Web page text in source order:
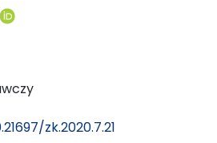
zk.2020.7.21